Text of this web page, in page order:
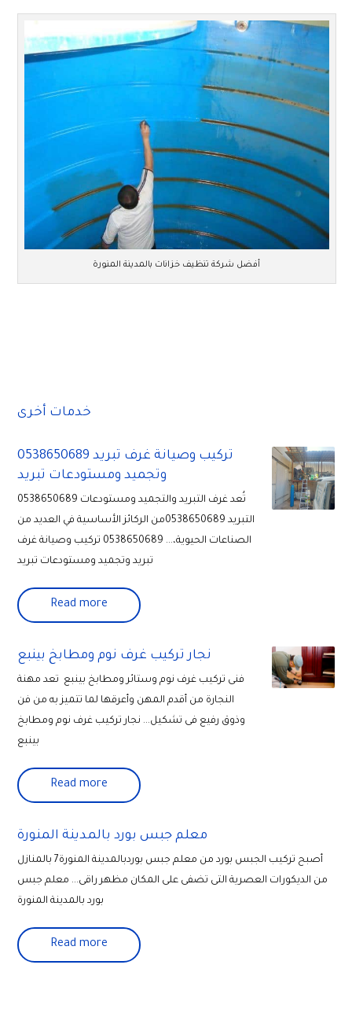
أفضل شركة تنظيف خزانات بالمدينة المنورة
خدمات أخرى
0538650689 تركيب وصيانة غرف تبريد
وتجميد ومستودعات تبريد
0538650689 تُعد غرف التبريد والتجميد ومستودعات
التبريد 0538650689من الركائز الأساسية في العديد من
الصناعات الحيوية،... 0538650689 تركيب وصيانة غرف
تبريد وتجميد ومستودعات تبريد
Read more
نجار تركيب غرف نوم ومطابخ بينبع
فنى تركيب غرف نوم وستائر ومطابخ بينبع تعد مهنة
النجارة من أقدم المهن وأعرقها لما تتميز به من فن
وذوق رفيع فى تشكيل... نجار تركيب غرف نوم ومطابخ
بينبع
Read more
معلم جبس بورد بالمدينة المنورة
أصبح تركيب الجبس بورد من معلم جبس بوردبالمدينة المنورة7 بالمنازل
من الديكورات العصرية التى تضفى على المكان مظهر راقى... معلم جبس
بورد بالمدينة المنورة
Read more